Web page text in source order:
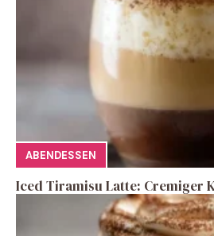
ABENDESSEN
Iced Tiramisu Latte: Cremiger